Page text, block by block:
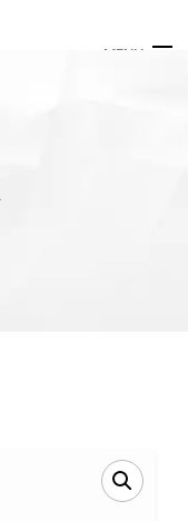
MENU